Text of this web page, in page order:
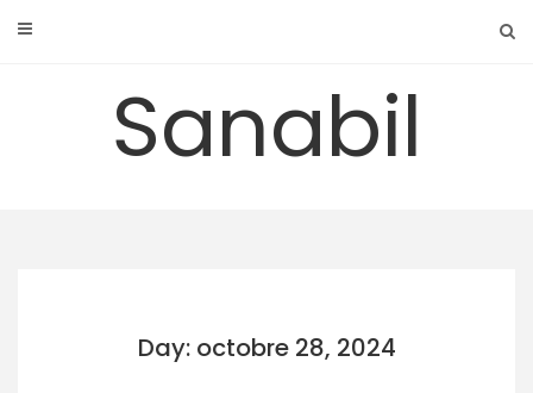
Sanabil
Day: octobre 28, 2024